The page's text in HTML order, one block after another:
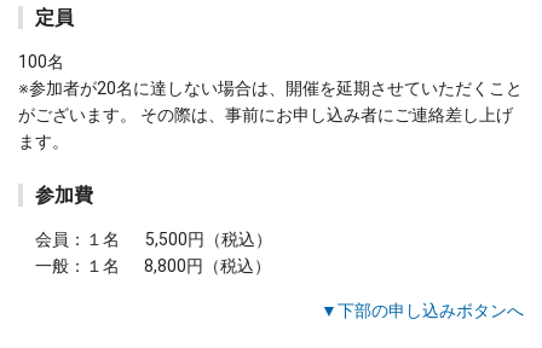
定員
100名
※参加者が20名に達しない場合は、開催を延期させていただくこと
がございます。 その際は、事前にお申し込み者にご連絡差し上げ
ます。
参加費
会員：１名 5,500円（税込）
一般：１名 8,800円（税込）
▼下部の申し込みボタンへ